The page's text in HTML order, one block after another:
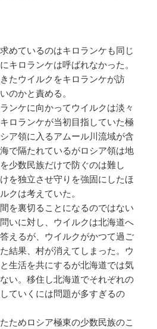
めているのはキロランケも同じ
キロランケは呼ばれなかった。
たウイルクをキロランケが訪
のかと責める。
ンケに向かってウイルクは淡々
ロランケが当初目指していた極
ア領に入るアムール川流域が含
で隔たれているがロシア領は地
少数民族だけで防ぐのは難し
を独立させ守りを強固にしたほ
クは考えていた。
を裏切ることになるのではない
いに対し、ウイルクは北海道へ
えるが、ウイルクがかつて過ご
結果、村が消えてしまった。ウ
生活を共にするが北海道では気
い。移住し北海道でそれぞれの
ていくには問題が多すぎるの
ためロシア極東の少数民族のこ